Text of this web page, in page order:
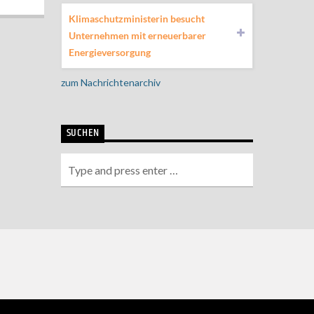
Klimaschutzministerin besucht
Unternehmen mit erneuerbarer
Energieversorgung
zum Nachrichtenarchiv
SUCHEN